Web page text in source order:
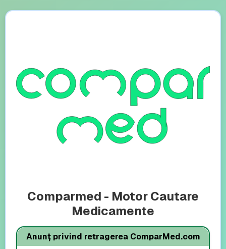
Comparmed - Motor Cautare
Medicamente
Anunț privind retragerea ComparMed.com